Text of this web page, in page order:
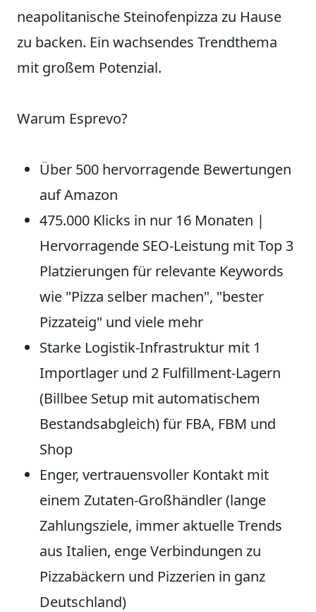
neapolitanische Steinofenpizza zu Hause
zu backen. Ein wachsendes Trendthema
mit großem Potenzial.
Warum Esprevo?
Über 500 hervorragende Bewertungen
auf Amazon
475.000 Klicks in nur 16 Monaten |
Hervorragende SEO-Leistung mit Top 3
Platzierungen für relevante Keywords
wie "Pizza selber machen", "bester
Pizzateig" und viele mehr
Starke Logistik-Infrastruktur mit 1
Importlager und 2 Fulfillment-Lagern
(Billbee Setup mit automatischem
Bestandsabgleich) für FBA, FBM und
Shop
Enger, vertrauensvoller Kontakt mit
einem Zutaten-Großhändler (lange
Zahlungsziele, immer aktuelle Trends
aus Italien, enge Verbindungen zu
Pizzabäckern und Pizzerien in ganz
Deutschland)